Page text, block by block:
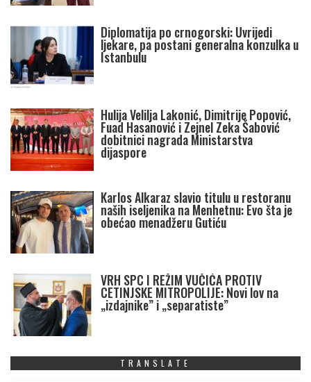
Diplomatija po crnogorski: Uvrijedi
ljekare, pa postani generalna konzulka u
Istanbulu
Hulija Velilja Lakonić, Dimitrije Popović,
Fuad Hasanović i Zejnel Zeka Šabović
dobitnici nagrada Ministarstva
dijaspore
Karlos Alkaraz slavio titulu u restoranu
naših iseljenika na Menhetnu: Evo šta je
obećao menadžeru Gutiću
VRH SPC I REŽIM VUČIĆA PROTIV
CETINJSKE MITROPOLIJE: Novi lov na
„izdajnike” i „separatiste”
TRANSLATE